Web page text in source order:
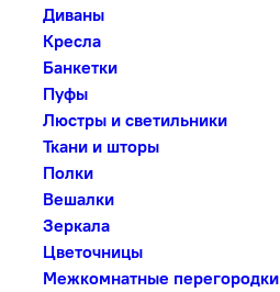
Диваны
Кресла
Банкетки
Пуфы
Люстры и светильники
Ткани и шторы
Полки
Вешалки
Зеркала
Цветочницы
Межкомнатные перегородки